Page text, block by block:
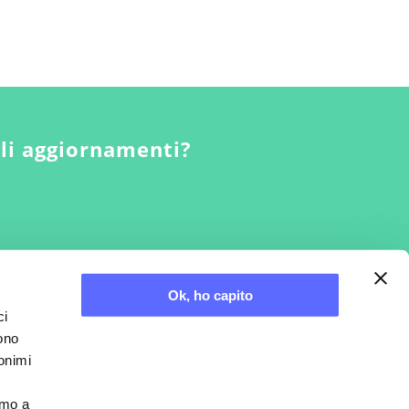
a
Ok, ho capito
aggiornamenti?